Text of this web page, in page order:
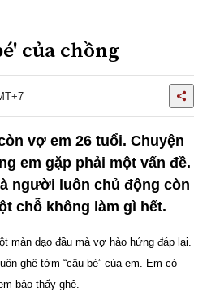
của chồng
vợ em 26 tuổi. Chuyện
em gặp phải một vấn đề.
người luôn chủ động còn
chỗ không làm gì hết.
màn dạo đầu mà vợ hào hứng đáp lại.
ghê tởm “cậu bé” của em. Em có
bảo thấy ghê.